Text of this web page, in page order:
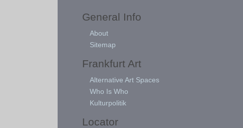
General Info
About
Sitemap
Frankfurt Art
Alternative Art Spaces
Who Is Who
Kulturpolitik
Locator